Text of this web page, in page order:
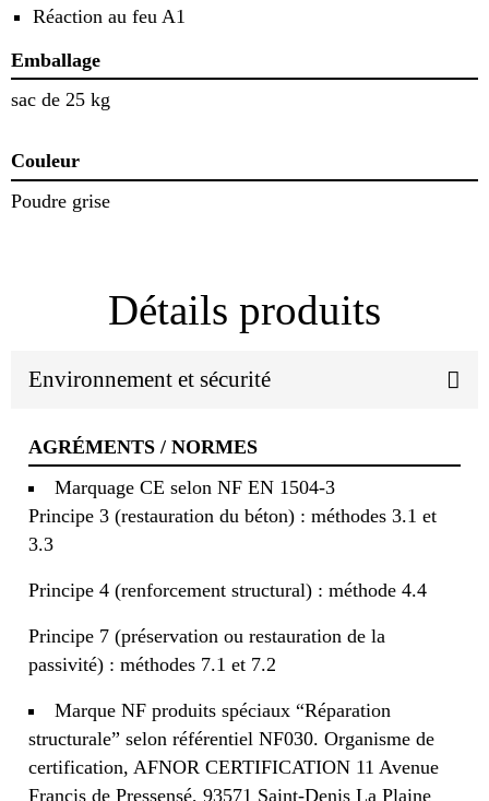
Réaction au feu A1
Emballage
sac de 25 kg
Couleur
Poudre grise
Détails produits
Environnement et sécurité
AGRÉMENTS / NORMES
Marquage CE selon NF EN 1504-3
Principe 3 (restauration du béton) : méthodes 3.1 et
3.3
Principe 4 (renforcement structural) : méthode 4.4
Principe 7 (préservation ou restauration de la
passivité) : méthodes 7.1 et 7.2
Marque NF produits spéciaux “Réparation
structurale” selon référentiel NF030. Organisme de
certification, AFNOR CERTIFICATION 11 Avenue
Francis de Pressensé, 93571 Saint-Denis La Plaine